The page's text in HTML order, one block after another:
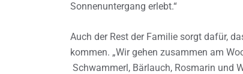
Sonnenuntergang erlebt.“
Auch der Rest der Familie sorgt dafür,
kommen. „Wir gehen zusammen am
Schwammerl, Bärlauch, Rosmarin und